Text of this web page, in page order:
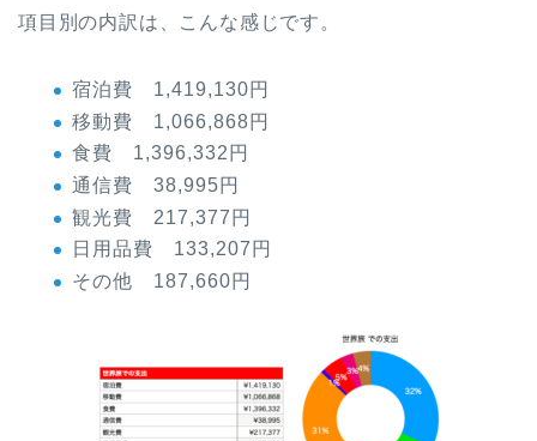
項目別の内訳は、こんな感じです。
宿泊費 1,419,130円
移動費 1,066,868円
食費 1,396,332円
通信費 38,995円
観光費 217,377円
日用品費 133,207円
その他 187,660円